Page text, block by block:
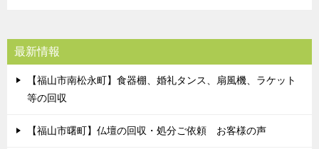
最新情報
【福山市南松永町】食器棚、婚礼タンス、扇風機、ラケット
等の回収
【福山市曙町】仏壇の回収・処分ご依頼 お客様の声